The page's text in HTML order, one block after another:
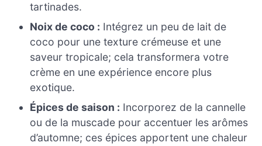
tartinades.
Noix de coco : Intégrez un peu de lait de
coco pour une texture crémeuse et une
saveur tropicale; cela transformera votre
crème en une expérience encore plus
exotique.
Épices de saison : Incorporez de la cannelle
ou de la muscade pour accentuer les arômes
d’automne; ces épices apportent une chaleur